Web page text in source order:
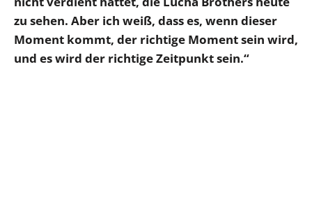
zu sehen. Aber ich weiß, dass es, wenn dieser
Moment kommt, der richtige Moment sein wird,
und es wird der richtige Zeitpunkt sein.“